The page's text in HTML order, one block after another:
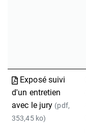
Exposé suivi
d'un entretien
avec le jury (pdf,
353,45 ko)